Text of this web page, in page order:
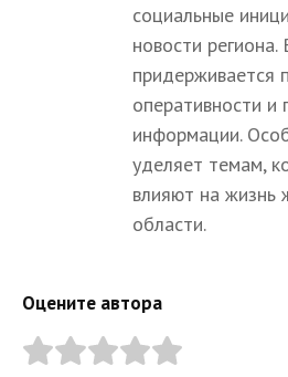
социальные
новости
придерживается
оперативности и
информации.
уделяет темам,
влияют на жизнь
области.
Оцените автора